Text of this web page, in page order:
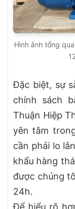
Hình ảnh tổng
Đặc biệt, sự
chính sách
Thuận Hiệp
yên tâm
cần phải lo
khẩu hàng
được chúng
24h.
Để hiểu rõ